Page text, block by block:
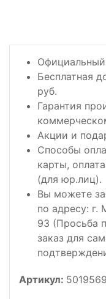
Бесплатная
руб.
Гарантия
Акции и
Способы
карты,
(для юр.лиц).
Вы можете
по адресу: г.
93 (Просьба
заказ для
Артикул: